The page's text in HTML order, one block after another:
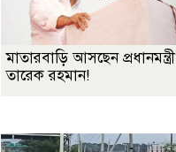
মাতারবাড়ি আসছেন প্রধানমন্ত্রী
তারেক রহমান!